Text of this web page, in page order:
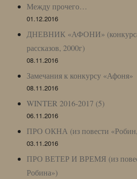
Между прочего…
01.12.2016
ДНЕВНИК «АФОНИ» (конкурса
рассказов, 2000г)
08.11.2016
Замечания к конкурсу «Афоня»
08.11.2016
WINTER 2016-2017 (5)
06.11.2016
ПРО ОКНА (из повести
03.11.2016
ПРО ВЕТЕР И ВРЕМЯ (из
Робина»)